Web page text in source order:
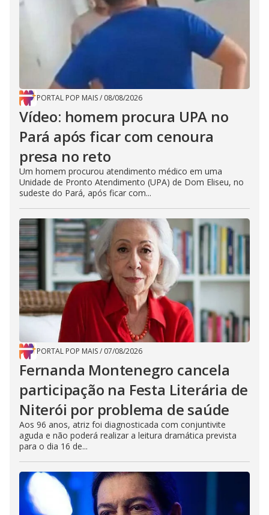
PORTAL POP MAIS/ 08/08/2026
Vídeo: homem procura UPA no
Pará após ficar com cenoura
presa no reto
Um homem procurou atendimento médico em uma
Unidade de Pronto Atendimento (UPA) de Dom Eliseu, no
sudeste do Pará, após ficar com...
PORTAL POP MAIS/ 07/08/2026
Fernanda Montenegro cancela
participação na Festa Literária de
Niterói por problema de saúde
Aos 96 anos, atriz foi diagnosticada com conjuntivite
aguda e não poderá realizar a leitura dramática prevista
para o dia 16 de...